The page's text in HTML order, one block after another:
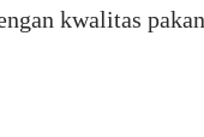
kwalitas pakan